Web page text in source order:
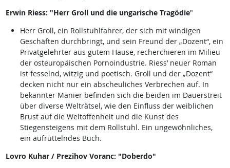
Erwin Riess: "Herr Groll und die ungarische Tragödie"
Herr Groll, ein Rollstuhlfahrer, der sich mit windigen
Geschäften durchbringt, und sein Freund der „Dozent“, ein
Privatgelehrter aus gutem Hause, recherchieren im Milieu
der osteuropäischen Pornoindustrie. Riess’ neuer Roman
ist fesselnd, witzig und poetisch. Groll und der „Dozent“
decken nicht nur ein abscheuliches Verbrechen auf. In
bekannter Manier befinden sich die beiden im Dauerstreit
über diverse Welträtsel, wie den Einfluss der weiblichen
Brust auf die Weltoffenheit und die Kunst des
Stiegensteigens mit dem Rollstuhl. Ein ungewöhnliches,
ein aufrüttelndes Buch.
Lovro Kuhar / Prezihov Voranc: "Doberdo"